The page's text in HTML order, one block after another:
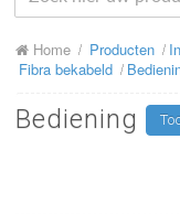
HOME
OVER ONS
NIEUWS
Home Producten
Fibra bekabeld
Bediening